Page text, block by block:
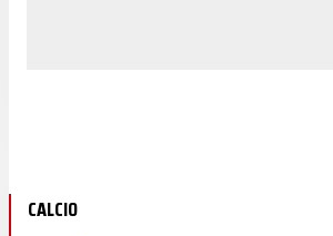
CALCIO